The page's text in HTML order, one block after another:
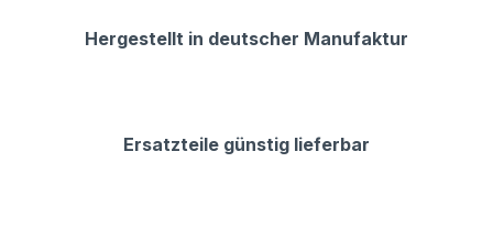
Hergestellt in deutscher Manufaktur
Ersatzteile günstig lieferbar